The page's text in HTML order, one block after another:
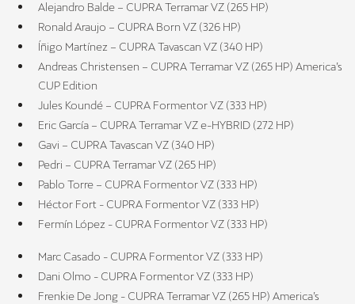
Alejandro Balde – CUPRA Terramar VZ (265 HP)
Ronald Araujo – CUPRA Born VZ (326 HP)
Íñigo Martínez – CUPRA Tavascan VZ (340 HP)
Andreas Christensen – CUPRA Terramar VZ (265 HP) America’s
CUP Edition
Jules Koundé – CUPRA Formentor VZ (333 HP)
Eric García – CUPRA Terramar VZ e-HYBRID (272 HP)
Gavi – CUPRA Tavascan VZ (340 HP)
Pedri – CUPRA Terramar VZ (265 HP)
Pablo Torre – CUPRA Formentor VZ (333 HP)
Héctor Fort - CUPRA Formentor VZ (333 HP)
Fermín López - CUPRA Formentor VZ (333 HP)
Marc Casado - CUPRA Formentor VZ (333 HP)
Dani Olmo - CUPRA Formentor VZ (333 HP)
Frenkie De Jong - CUPRA Terramar VZ (265 HP) America’s